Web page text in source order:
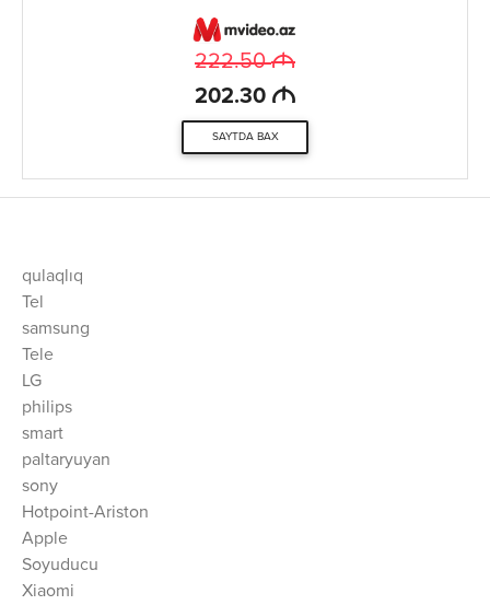
222.50M
202.30 M
SAYTDA BAX
qulaqlıq
Tel
samsung
Tele
LG
philips
smart
paltaryuyan
sony
Hotpoint-Ariston
Apple
Soyuducu
Xiaomi